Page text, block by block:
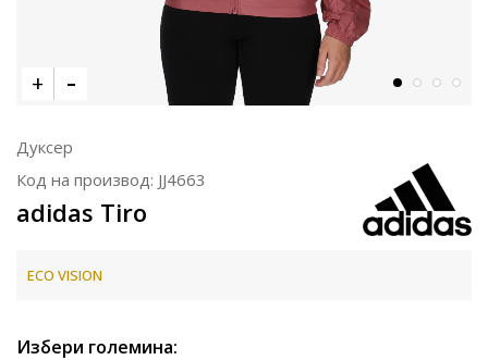
Дуксер
Код на производ: JJ4663
adidas Tiro
ECO VISION
Избери големина: